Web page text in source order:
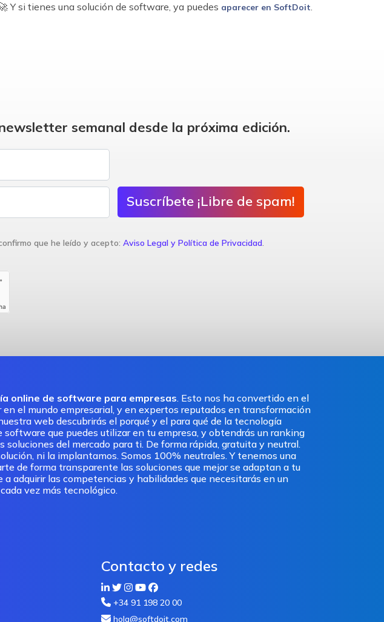
Y si tienes una solución de software, ya puedes aparecer en SoftDoit.
semanal desde la próxima edición.
Suscríbete ¡Libre de spam!
que he leído y acepto: Aviso Legal y Política de Privacidad.
online de software para empresas. Esto nos ha convertido en el
el mundo empresarial, y en expertos reputados en transformación
web descubrirás el porqué y el para qué de la tecnología
software que puedes utilizar en tu empresa, y obtendrás un ranking
soluciones del mercado para ti. De forma rápida, gratuita y neutral.
ni la implantamos. Somos 100% neutrales. Y tenemos una
de forma transparente las soluciones que mejor se adaptan a tu
a adquirir las competencias y habilidades que necesitarás en un
vez más tecnológico.
Contacto y redes
+34 91 198 20 00
hola@softdoit.com